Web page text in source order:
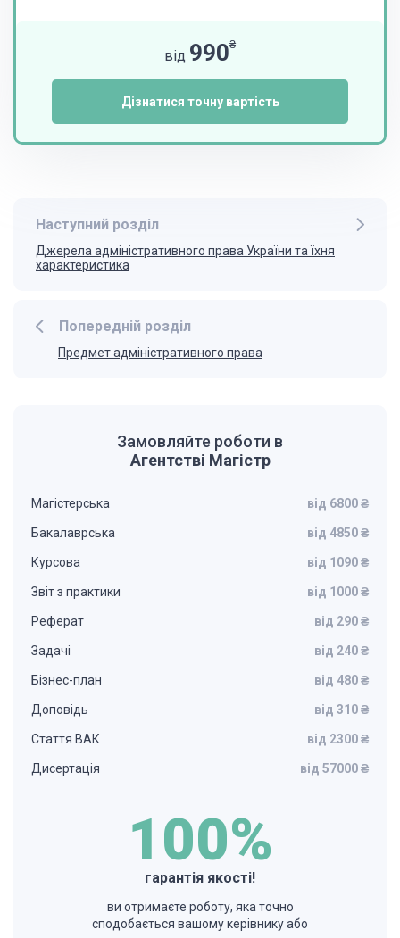
від 990₴
Дізнатися точну вартість
Попередній розділ
Предмет адміністративного права
Наступний розділ
Джерела адміністративного права України та їхня
характеристика
Замовляйте роботи в
Агентстві Магістр
Магістерська від 6800 ₴
Бакалаврська від 4850 ₴
Курсова від 1090 ₴
Звіт з практики від 1000 ₴
Реферат від 290 ₴
Задачі від 240 ₴
Бізнес-план від 480 ₴
Доповідь від 310 ₴
Стаття ВАК від 2300 ₴
Дисертація від 57000 ₴
100%
гарантія якості!
ви отримаєте роботу, яка точно
сподобається вашому керівнику або